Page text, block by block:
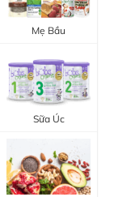
Mẹ Bầu
Sữa Úc